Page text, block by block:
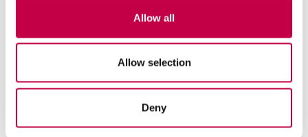
Allow all
Allow selection
Deny